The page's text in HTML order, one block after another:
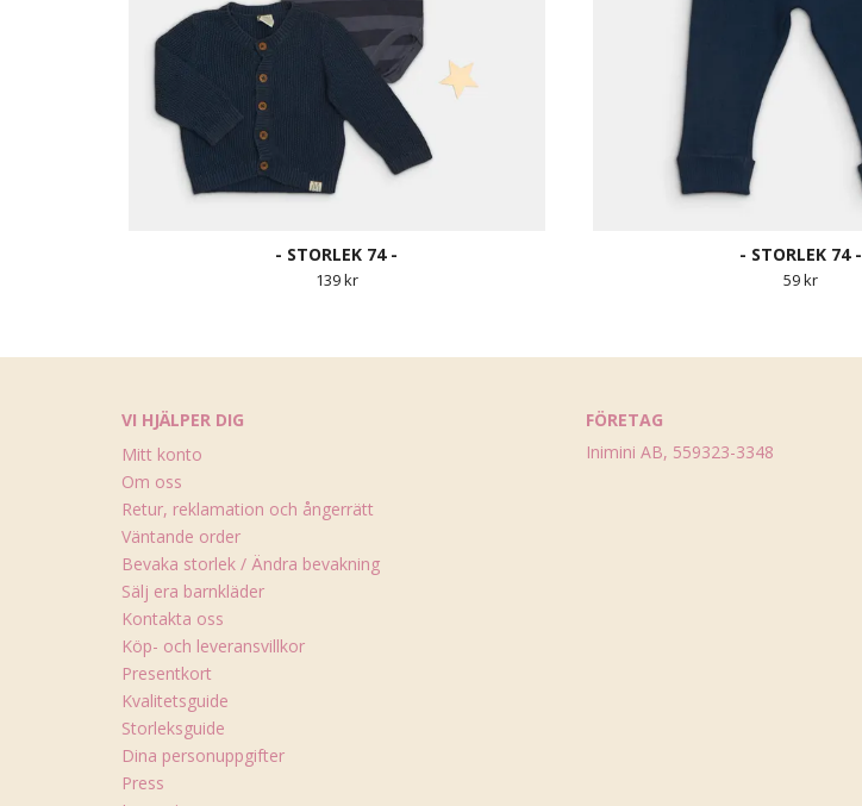
- STORLEK 74 -
139 kr
- STORLEK 74 -
59 kr
VI HJÄLPER DIG
Mitt konto
Om oss
Retur, reklamation och ångerrätt
Väntande order
Bevaka storlek / Ändra bevakning
Sälj era barnkläder
Kontakta oss
Köp- och leveransvillkor
Presentkort
Kvalitetsguide
Storleksguide
Dina personuppgifter
Press
FÖRETAG
Inimini AB, 559323-3348